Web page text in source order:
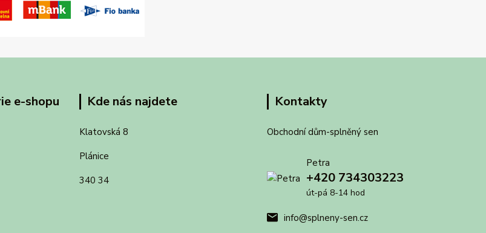
e-shopu Kde nás najdete
Klatovská 8
Plánice
340 34
Kontakty
Obchodní dům-splněný sen
Petra
+420 734303223
út-pá 8-14 hod
info@splneny-sen.cz